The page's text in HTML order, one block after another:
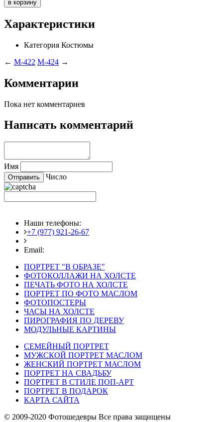
Характеристики
Категория Костюмы
← M-422 M-424 →
Комментарии
Пока нет комментариев
Написать комментарий
Имя
Число
Наши телефоны:
+7 (977) 921-26-67
Email:
ПОРТРЕТ "В ОБРАЗЕ"
ФОТОКОЛЛАЖИ НА ХОЛСТЕ
ПЕЧАТЬ ФОТО НА ХОЛСТЕ
ПОРТРЕТ ПО ФОТО МАСЛОМ
ФОТОПОСТЕРЫ
ЧАСЫ НА ХОЛСТЕ
ПИРОГРАФИЯ ПО ДЕРЕВУ
МОДУЛЬНЫЕ КАРТИНЫ
СЕМЕЙНЫЙ ПОРТРЕТ
МУЖСКОЙ ПОРТРЕТ МАСЛОМ
ЖЕНСКИЙ ПОРТРЕТ МАСЛОМ
ПОРТРЕТ НА СВАДЬБУ
ПОРТРЕТ В СТИЛЕ ПОП-АРТ
ПОРТРЕТ В ПОДАРОК
КАРТА САЙТА
© 2009-2020 Фотошедевры Все права защищены